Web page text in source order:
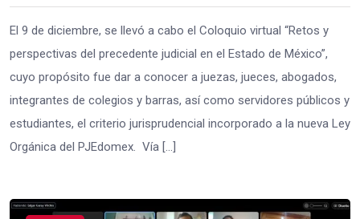
El 9 de diciembre, se llevó a cabo el Coloquio virtual “Retos y
perspectivas del precedente judicial en el Estado de México”,
cuyo propósito fue dar a conocer a juezas, jueces, abogados,
integrantes de colegios y barras, así como servidores públicos y
estudiantes, el criterio jurisprudencial incorporado a la nueva Ley
Orgánica del PJEdomex. Vía […]